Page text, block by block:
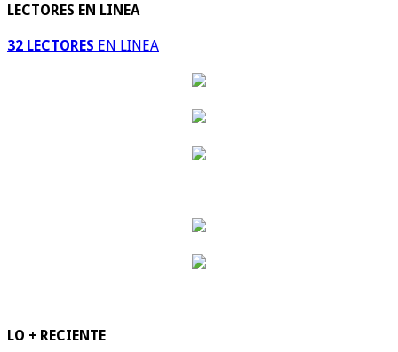
LECTORES EN LINEA
32 LECTORES EN LINEA
LO + RECIENTE